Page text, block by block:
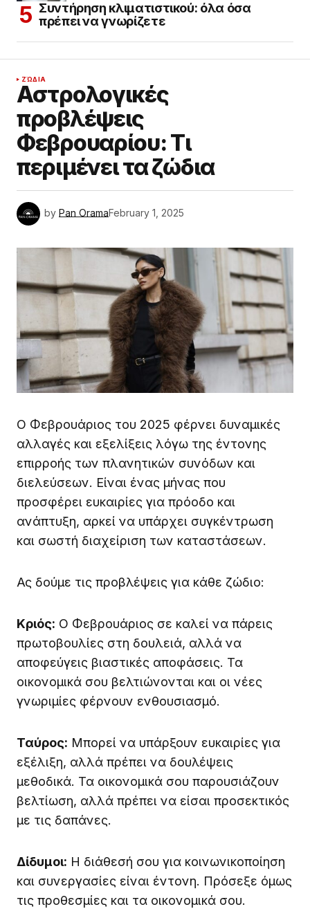
Συντήρηση κλιματιστικού: όλα όσα
πρέπει να γνωρίζετε
ΖΏΔΙΑ
Αστρολογικές
προβλέψεις
Φεβρουαρίου: Τι
περιμένει τα ζώδια
by Pan OramaFebruary 1, 2025
Ο Φεβρουάριος του 2025 φέρνει δυναμικές
αλλαγές και εξελίξεις λόγω της έντονης
επιρροής των πλανητικών συνόδων και
διελεύσεων. Είναι ένας μήνας που
προσφέρει ευκαιρίες για πρόοδο και
ανάπτυξη, αρκεί να υπάρχει συγκέντρωση
και σωστή διαχείριση των καταστάσεων.
Ας δούμε τις προβλέψεις για κάθε ζώδιο:
Κριός: Ο Φεβρουάριος σε καλεί να πάρεις
πρωτοβουλίες στη δουλειά, αλλά να
αποφεύγεις βιαστικές αποφάσεις. Τα
οικονομικά σου βελτιώνονται και οι νέες
γνωριμίες φέρνουν ενθουσιασμό.
Ταύρος: Μπορεί να υπάρξουν ευκαιρίες για
εξέλιξη, αλλά πρέπει να δουλέψεις
μεθοδικά. Τα οικονομικά σου παρουσιάζουν
βελτίωση, αλλά πρέπει να είσαι προσεκτικός
με τις δαπάνες.
Δίδυμοι: Η διάθεσή σου για κοινωνικοποίηση
και συνεργασίες είναι έντονη. Πρόσεξε όμως
τις προθεσμίες και τα οικονομικά σου.